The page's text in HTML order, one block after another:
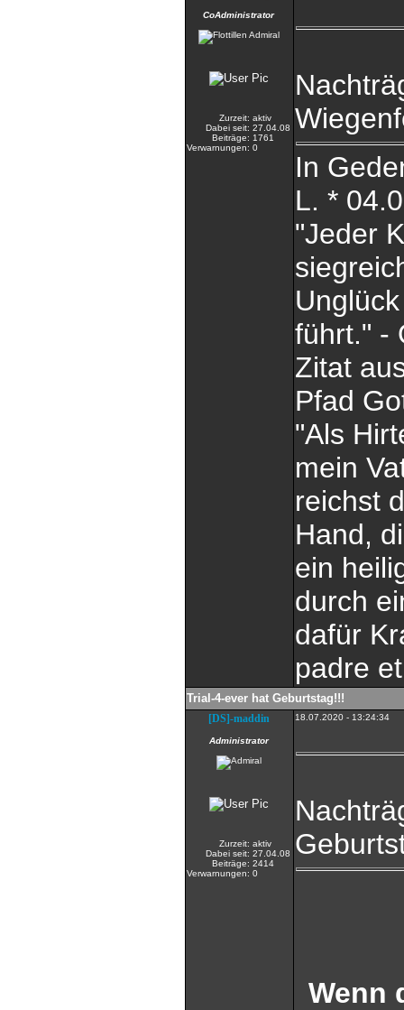
CoAdministrator
Zurzeit: aktiv
Dabei seit: 27.04.08
Beiträge: 1761
Verwarnungen: 0
In
L. *
"Jeder
führt." -
Zitat
Pfad
"Als
mein
reichst
Hand,
ein
durch
dafür
padre
Trial-4-ever hat Geburtstag!!!
[DS]-maddin
Administrator
Zurzeit: aktiv
Dabei seit: 27.04.08
Beiträge: 2414
Verwarnungen: 0
18.07.2020 - 13:24:34
Wenn